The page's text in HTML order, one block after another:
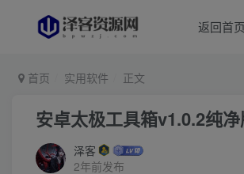
返回首页
首页 实用软件 正文
安卓太极工具箱v1.0.2纯
泽客
2年前发布